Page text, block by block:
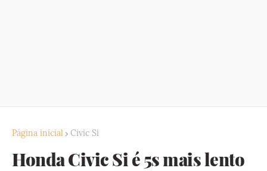
Página inicial Civic Si
Honda Civic Si é 5s mais lento